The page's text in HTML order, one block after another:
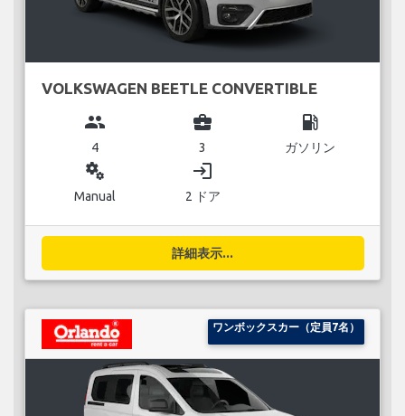
VOLKSWAGEN BEETLE CONVERTIBLE
group
4
business_center
3
local_gas_station
ガソリン
miscellaneous_services
Manual
login
2 ドア
詳細表示...
ワンボックスカー（定員7名）